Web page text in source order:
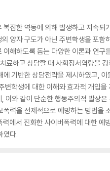
복잡한 역동에 의해 발생하고 지속
양자 구도가 아닌 주변학생을 포
이해하도록 돕는 다양한 이론과 연
료하고 상담할 때 사회정서역량을
에 기반한 상담전략을 제시하였고,
변학생에 대한 이해와 효과적 개입
이와 같이 단순한 행동주의적 발상
폭력을 선제적으로 예방하는 방법을
력에서 진화한 사이버폭력에 대한
였다.